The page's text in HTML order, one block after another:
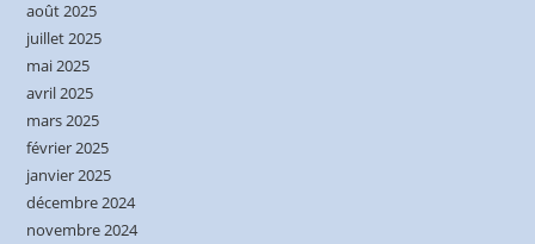
août 2025
juillet 2025
mai 2025
avril 2025
mars 2025
février 2025
janvier 2025
décembre 2024
novembre 2024